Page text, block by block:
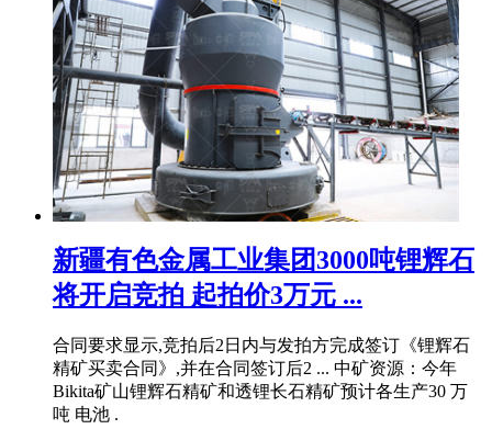
新疆有色金属工业集团3000吨锂辉石
将开启竞拍 起拍价3万元 ...
合同要求显示,竞拍后2日内与发拍方完成签订《锂辉石
精矿买卖合同》,并在合同签订后2 ... 中矿资源：今年
Bikita矿山锂辉石精矿和透锂长石精矿预计各生产30 万
吨 电池 .